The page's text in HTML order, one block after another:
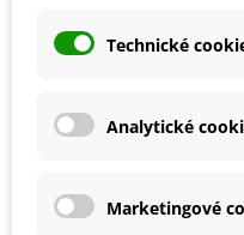
Technické
Analytické
Marketingové